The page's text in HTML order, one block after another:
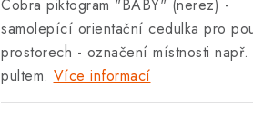
Cobra piktogram "BABY" (nerez) -
samolepící orientační cedulka pro
prostorech - označení místnosti
pultem. Více informací